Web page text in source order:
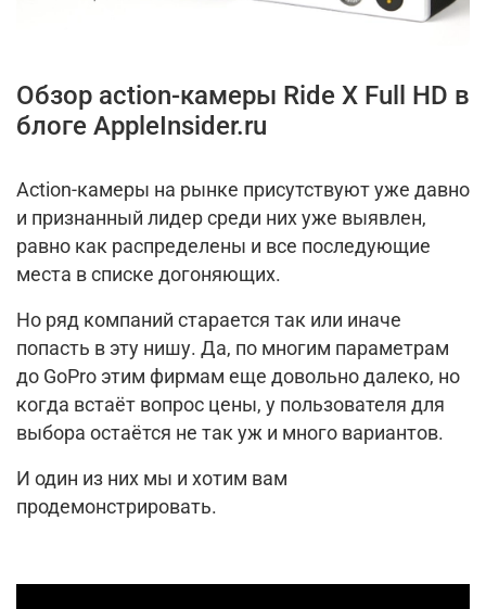
Обзор action-камеры Ride X Full HD в
блоге AppleInsider.ru
Action-камеры на рынке присутствуют уже давно
и признанный лидер среди них уже выявлен,
равно как распределены и все последующие
места в списке догоняющих.
Но ряд компаний старается так или иначе
попасть в эту нишу. Да, по многим параметрам
до GoPro этим фирмам еще довольно далеко, но
когда встаёт вопрос цены, у пользователя для
выбора остаётся не так уж и много вариантов.
И один из них мы и хотим вам
продемонстрировать.